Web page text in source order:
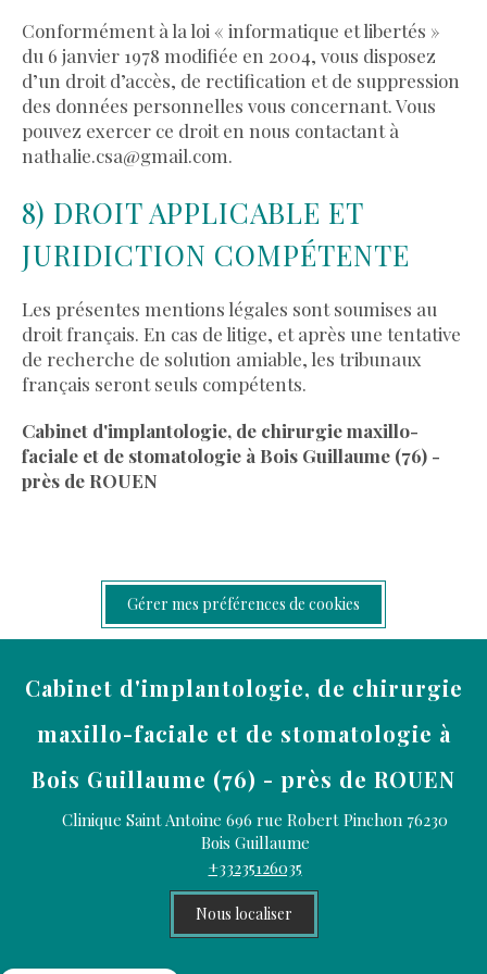
Conformément à la loi « informatique et libertés »
du 6 janvier 1978 modifiée en 2004, vous disposez
d’un droit d’accès, de rectification et de suppression
des données personnelles vous concernant. Vous
pouvez exercer ce droit en nous contactant à
nathalie.csa@gmail.com.
8) DROIT APPLICABLE ET
JURIDICTION COMPÉTENTE
Les présentes mentions légales sont soumises au
droit français. En cas de litige, et après une tentative
de recherche de solution amiable, les tribunaux
français seront seuls compétents.
Cabinet d'implantologie, de chirurgie maxillo-
faciale et de stomatologie à Bois Guillaume (76) -
près de ROUEN
Gérer mes préférences de cookies
Cabinet d'implantologie, de chirurgie
maxillo-faciale et de stomatologie à
Bois Guillaume (76) - près de ROUEN
Clinique Saint Antoine 696 rue Robert Pinchon 76230
Bois Guillaume
+33235126035
Nous localiser